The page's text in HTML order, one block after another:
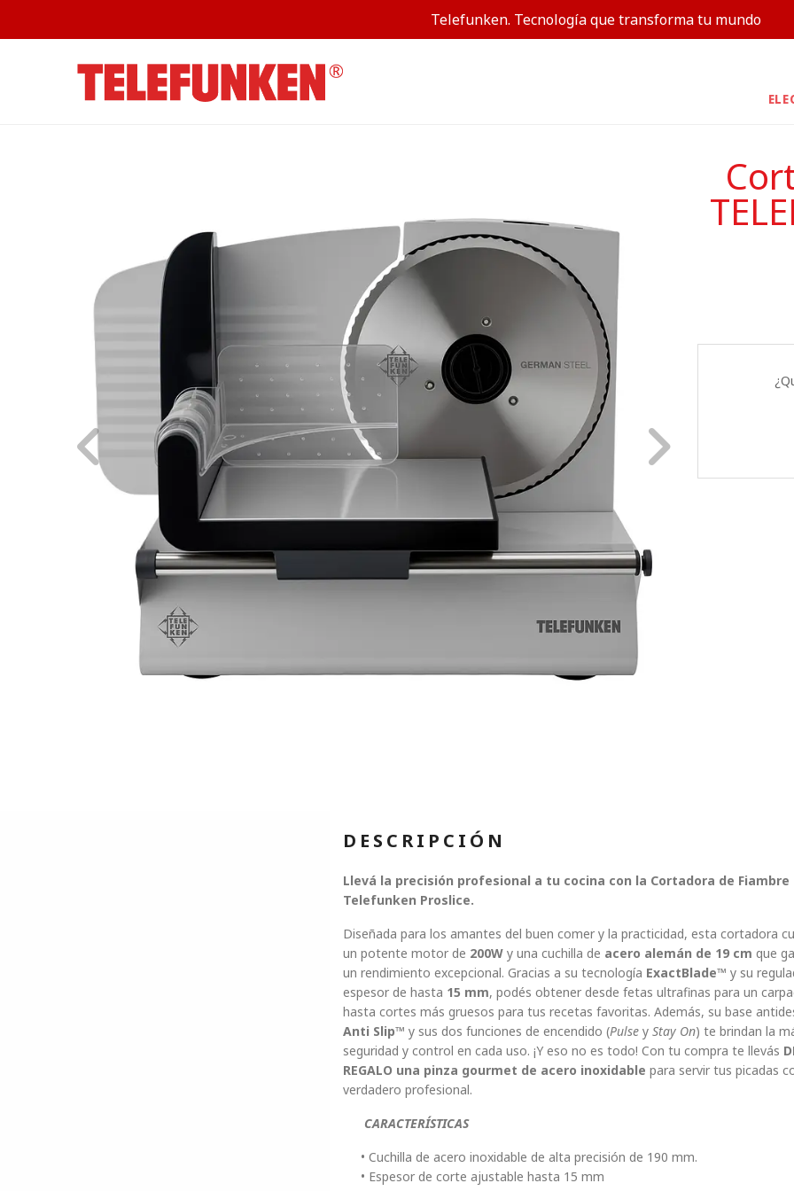
Telefunken. Tecnología que transforma tu mundo
DESCRIPCIÓN
Llevá la precisión profesional a tu cocina con la Cortadora de Fiambre
Telefunken Proslice.
Diseñada para los amantes del buen comer y la practicidad, esta cortadora
un potente motor de 200W y una cuchilla de acero alemán de 19 cm que
un rendimiento excepcional. Gracias a su tecnología ExactBlade™ y su
espesor de hasta 15 mm, podés obtener desde fetas ultrafinas para un
hasta cortes más gruesos para tus recetas favoritas. Además, su base
Anti Slip™ y sus dos funciones de encendido (Pulse y Stay On) te brindan la
seguridad y control en cada uso. ¡Y eso no es todo! Con tu compra te llevás
REGALO una pinza gourmet de acero inoxidable para servir tus picadas
verdadero profesional.
CARACTERÍSTICAS
• Cuchilla de acero inoxidable de alta precisión de 190 mm.
• Espesor de corte ajustable hasta 15 mm